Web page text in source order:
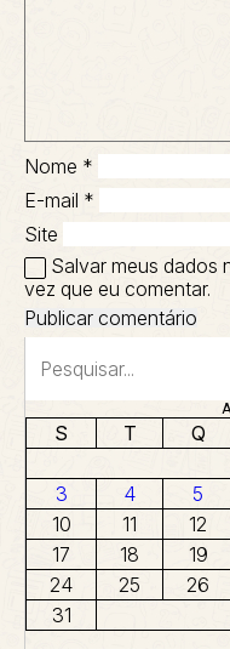
Nome *
E-mail *
Site
Salvar meus dados
vez que eu comentar.
S T Q
3
4 5
10
11 12
17
18 19
24
25 26
31